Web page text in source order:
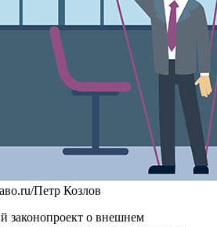
Петр Козлов
законопроект о внешнем